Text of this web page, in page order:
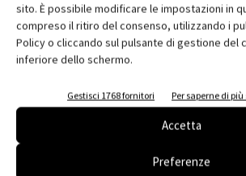
sito. È possibile modificare le impostazioni in
compreso il ritiro del consenso, utilizzando i
Policy o cliccando sul pulsante di gestione del
inferiore dello schermo.
Gestisci 1768 fornitori Per saperne di
Accetta
Preferenze
BBVA Bancomer Tower a